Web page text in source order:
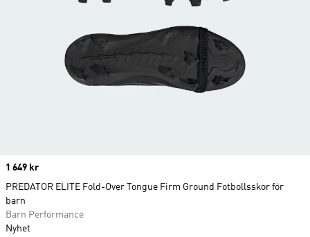
Price
1 649 kr
PREDATOR ELITE Fold-Over Tongue Firm Ground Fotbollsskor för
barn
Barn Performance
Nyhet